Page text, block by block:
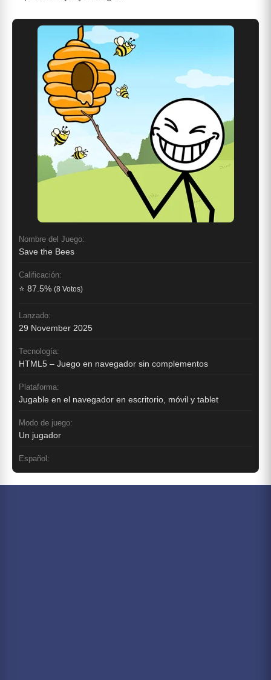
Nombre del Juego:
Save the Bees
Calificación:
⭐ 87.5% (8 Votos)
Lanzado:
29 November 2025
Tecnología:
HTML5 – Juego en navegador sin complementos
Plataforma:
Jugable en el navegador en escritorio, móvil y tablet
Modo de juego:
Un jugador
Español: